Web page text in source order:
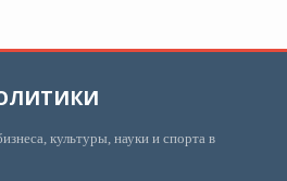
культуры, науки и спорта в